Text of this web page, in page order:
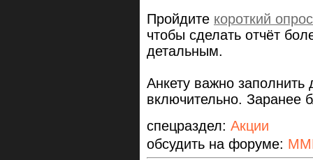
Пройдите короткий опрос
чтобы сделать отчёт
детальным.
Анкету важно заполнить
включительно. Заранее
спецраздел: Акции
обсудить на форуме: